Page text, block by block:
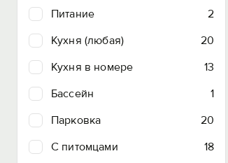
Питание
2
Кухня (любая)
20
Кухня в номере
13
Бассейн
1
Парковка
20
C питомцами
18